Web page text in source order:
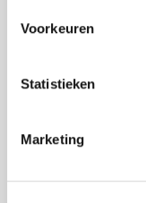
Voorkeuren
Statistieken
Marketing